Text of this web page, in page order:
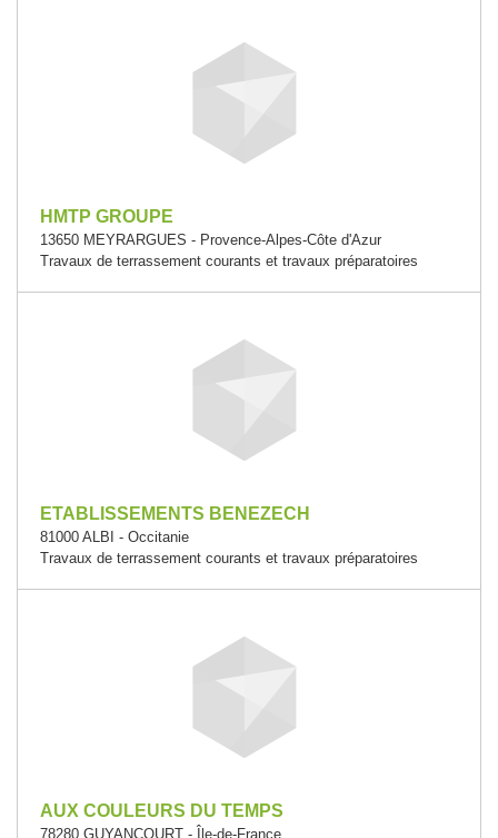
HMTP GROUPE
13650 MEYRARGUES - Provence-Alpes-Côte d'Azur
Travaux de terrassement courants et travaux préparatoires
ETABLISSEMENTS BENEZECH
81000 ALBI - Occitanie
Travaux de terrassement courants et travaux préparatoires
AUX COULEURS DU TEMPS
78280 GUYANCOURT - Île-de-France